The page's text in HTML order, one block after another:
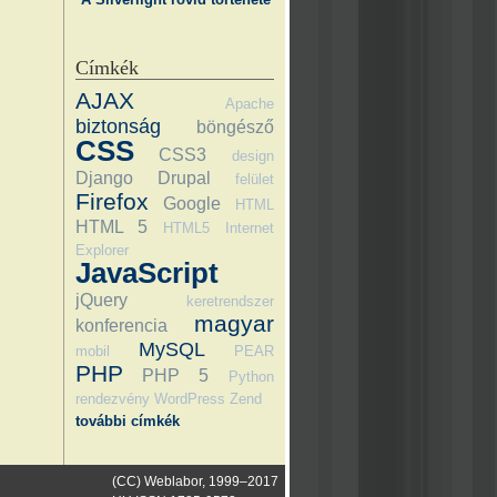
Címkék
AJAX Apache
biztonság böngésző
CSS CSS3 design
Django Drupal felület
Firefox Google HTML
HTML 5 HTML5
Internet
Explorer
JavaScript
jQuery keretrendszer
konferencia magyar
mobil MySQL PEAR
PHP PHP 5
Python
rendezvény WordPress Zend
további címkék
(CC) Weblabor, 1999–2017